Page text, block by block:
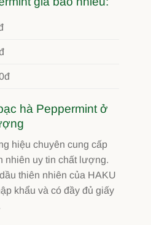
hà Peppermint ở
hiệu chuyên cung cấp
nhiên uy tin chất lượng.
thiên nhiên của HAKU
khẩu và có đầy đủ giấy